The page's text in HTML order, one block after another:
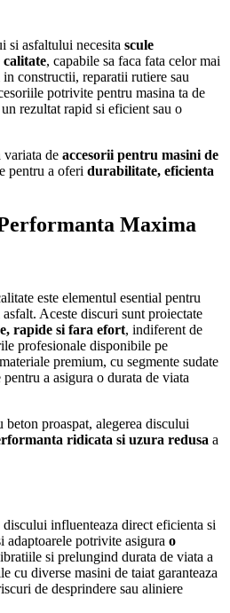
si asfaltului necesita scule
calitate, capabile sa faca fata celor mai
constructii, reparatii rutiere sau
potrivite pentru masina ta de
rezultat rapid si eficient sau o
variata de accesorii pentru masini de
pentru a oferi durabilitate, eficienta
Maxima
este elementul esential pentru
Aceste discuri sunt proiectate
rapide si fara efort, indiferent de
profesionale disponibile pe
premium, cu segmente sudate
a asigura o durata de viata
beton proaspat, alegerea discului
ridicata si uzura redusa a
influenteaza direct eficienta si
adaptoarele potrivite asigura o
si prelungind durata de viata a
cu diverse masini de taiat garanteaza
de desprindere sau aliniere